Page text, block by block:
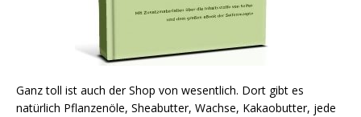
Ganz toll ist auch der Shop von wesentlich. Dort gibt es
natürlich Pflanzenöle, Sheabutter, Wachse, Kakaobutter, jede